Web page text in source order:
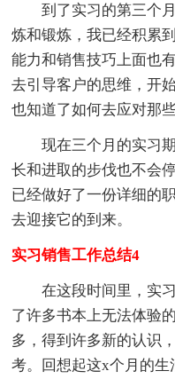
到了实习的第三个月
炼和锻炼，我已经积累
能力和销售技巧上面也
去引导客户的思维，开
也知道了如何去应对那
现在三个月的实习期
长和进取的步伐也不会
已经做好了一份详细的
去迎接它的到来。
实习销售工作总结4
在这段时间里，实习
了许多书本上无法体验
多，得到许多新的认识
考。回想起这x个月的